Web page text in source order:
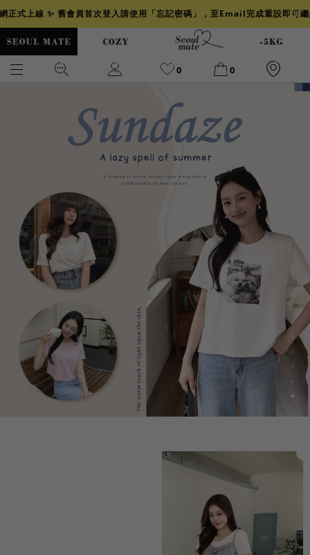
正式上線 ✨ 舊會員首次登入請使用「忘記密碼」，至Email完成重設即可
0 0
背心
透膚 小香 牛仔
襯衫 褲裙 冰感
涼感